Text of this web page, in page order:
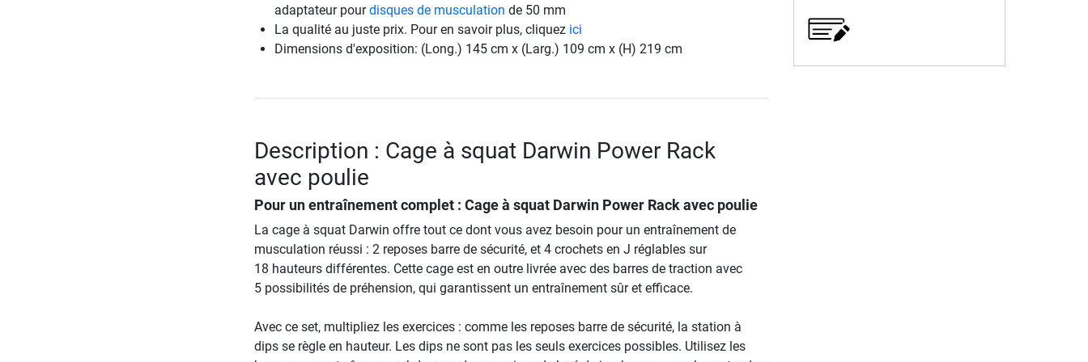
adaptateur pourdisques de musculation de 50 mm
La qualité au juste prix. Pour en savoir plus, cliquez ici
Dimensions d'exposition: (Long.) 145 cm x (Larg.) 109 cm x (H) 219 cm
Description : Cage à squat Darwin Power Rack
avec poulie
Pour un entraînement complet : Cage à squat Darwin Power Rack avec poulie
La cage à squat Darwin offre tout ce dont vous avez besoin pour un entraînement de
musculation réussi : 2 reposes barre de sécurité, et 4 crochets en J réglables sur
18 hauteurs différentes. Cette cage est en outre livrée avec des barres de traction avec
5 possibilités de préhension, qui garantissent un entraînement sûr et efficace.
Avec ce set, multipliez les exercices : comme les reposes barre de sécurité, la station à
dips se règle en hauteur. Les dips ne sont pas les seuls exercices possibles. Utilisez les